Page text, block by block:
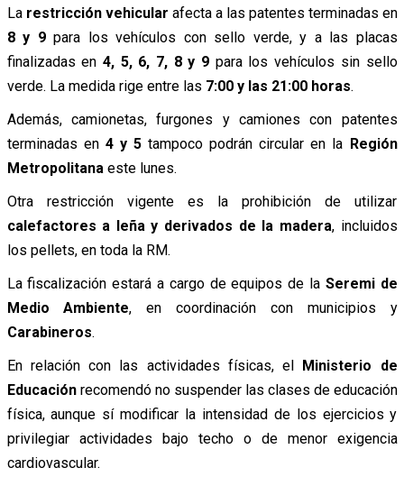
La restricción vehicular afecta a las patentes terminadas en
8 y 9para los vehículos con sello verde, y a las placas
finalizadas en 4, 5, 6, 7, 8 y 9 para los vehículos sin sello
verde. La medida rige entre las 7:00 y las 21:00 horas.
Además, camionetas, furgones y camiones con patentes
terminadas en 4 y 5tampoco podrán circular en la Región
Metropolitana este lunes.
Otra restricción vigente es la prohibición de utilizar
calefactores a leña y derivados de la madera, incluidos
los pellets, en toda la RM.
La fiscalización estará a cargo de equipos de la Seremi de
Medio Ambiente, en coordinación con municipios y
Carabineros.
En relación con las actividades físicas, el Ministerio de
Educaciónrecomendó no suspender las clases de educación
física, aunque sí modificar la intensidad de los ejercicios y
privilegiar actividades bajo techo o de menor exigencia
cardiovascular.